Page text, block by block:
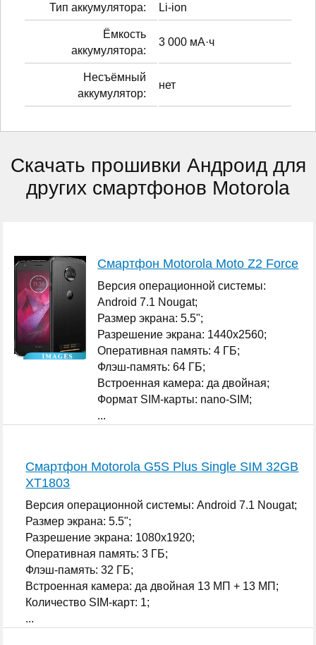
Тип аккумулятора: Li-ion
Ёмкость
аккумулятора:
3 000 мА·ч
Несъёмный
аккумулятор:
нет
Скачать прошивки Андроид для
других смартфонов Motorola
Смартфон Motorola Moto Z2 Force
Версия операционной системы:
Android 7.1 Nougat;
Размер экрана: 5.5";
Разрешение экрана: 1440x2560;
Оперативная память: 4 ГБ;
Флэш-память: 64 ГБ;
Встроенная камера: да двойная;
Формат SIM-карты: nano-SIM;
...
Смартфон Motorola G5S Plus Single SIM 32GB
XT1803
Версия операционной системы: Android 7.1 Nougat;
Размер экрана: 5.5";
Разрешение экрана: 1080x1920;
Оперативная память: 3 ГБ;
Флэш-память: 32 ГБ;
Встроенная камера: да двойная 13 МП + 13 МП;
Количество SIM-карт: 1;
...